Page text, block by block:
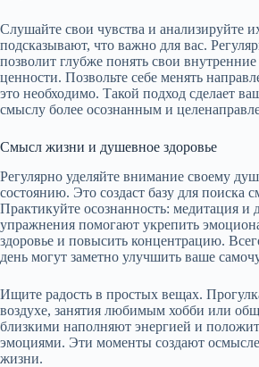
Слушайте свои чувства и анализируйте
подсказывают, что важно для вас.
позволит глубже понять свои
ценности. Позвольте себе менять
это необходимо. Такой подход сделает
смыслу более осознанным и
Смысл жизни и душевное здоровье
Регулярно уделяйте внимание своему
состоянию. Это создаст базу для поиска
Практикуйте осознанность: медитация и
упражнения помогают укрепить
здоровье и повысить концентрацию.
день могут заметно улучшить ваше
Ищите радость в простых вещах.
воздухе, занятия любимым хобби или
близкими наполняют энергией и
эмоциями. Эти моменты создают
жизни.